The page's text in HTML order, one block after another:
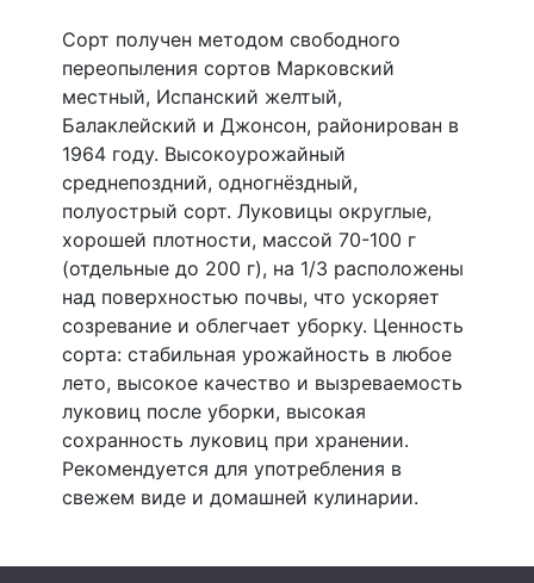
Сорт получен методом свободного
переопыления сортов Марковский
местный, Испанский желтый,
Балаклейский и Джонсон, районирован в
1964 году. Высокоурожайный
среднепоздний, одногнёздный,
полуострый сорт. Луковицы округлые,
хорошей плотности, массой 70-100 г
(отдельные до 200 г), на 1/3 расположены
над поверхностью почвы, что ускоряет
созревание и облегчает уборку. Ценность
сорта: стабильная урожайность в любое
лето, высокое качество и вызреваемость
луковиц после уборки, высокая
сохранность луковиц при хранении.
Рекомендуется для употребления в
свежем виде и домашней кулинарии.